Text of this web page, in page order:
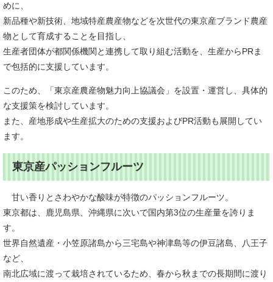
めに、
新品種や新技術、地域特産農産物などを次世代の東京産ブランド農産
物として育成することを目指し、
生産者団体が都関係機関と連携して取り組む活動を、生産からPRま
で包括的に支援しています。
このため、「東京産農産物魅力向上協議会」を設置・運営し、具体的
な支援策を検討しています。
また、産地形成や生産拡大のための支援およびPR活動も展開してい
ます。
東京産パッションフルーツ
甘い香りとさわやかな酸味が特徴のパッションフルーツ。
東京都は、鹿児島県、沖縄県に次いで国内第3位の生産量を誇りま
す。
世界自然遺産・小笠原諸島から三宅島や神津島等の伊豆諸島、八王子
など、
南北広域に渡って栽培されているため、春から秋までの長期間に渡り